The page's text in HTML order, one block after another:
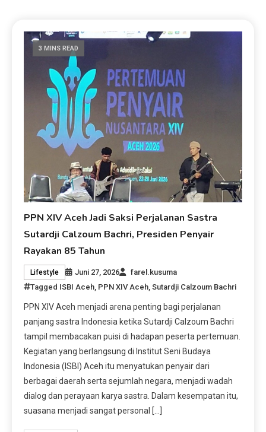
3 MINS READ
PPN XIV Aceh Jadi Saksi Perjalanan Sastra
Sutardji Calzoum Bachri, Presiden Penyair
Rayakan 85 Tahun
Lifestyle Juni 27, 2026
farel.kusuma
Tagged ISBI Aceh, PPN XIV Aceh,Sutardji Calzoum Bachri
PPN XIV Aceh menjadi arena penting bagi perjalanan
panjang sastra Indonesia ketika Sutardji Calzoum Bachri
tampil membacakan puisi di hadapan peserta pertemuan.
Kegiatan yang berlangsung di Institut Seni Budaya
Indonesia (ISBI) Aceh itu menyatukan penyair dari
berbagai daerah serta sejumlah negara, menjadi wadah
dialog dan perayaan karya sastra. Dalam kesempatan itu,
suasana menjadi sangat personal […]